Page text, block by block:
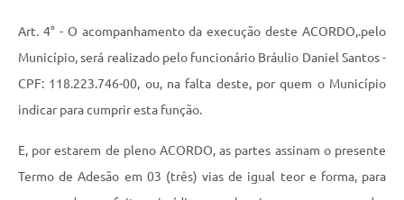
Art. 4° - O acompanhamento da execução deste ACORDO,.pelo
Município, será realizado pelo funcionário Bráulio Daniel Santos -
CPF: 118.223.746-00, ou, na falta deste, por quem o Município
indicar para cumprir esta função.
E, por estarem de pleno ACORDO, as partes assinam o presente
Termo de Adesão em 03 (três) vias de igual teor e forma, para